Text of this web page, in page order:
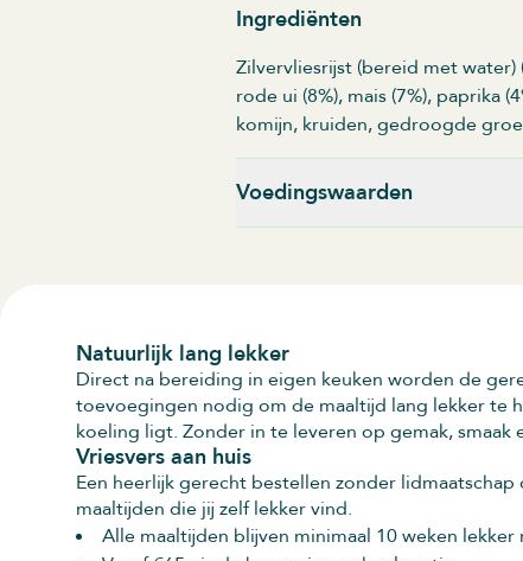
Ingrediënten
Zilvervliesrijst (bereid met water)
rode ui (8%), mais (7%), paprika
komijn, kruiden, gedroogde
Voedingswaarden
Natuurlijk lang lekker
Direct na bereiding in eigen keuken worden de
toevoegingen nodig om de maaltijd lang lekker te
koeling ligt. Zonder in te leveren op gemak,
Vriesvers aan huis
Een heerlijk gerecht bestellen zonder
maaltijden die jij zelf lekker vind.
Alle maaltijden blijven minimaal 10 weken lekker